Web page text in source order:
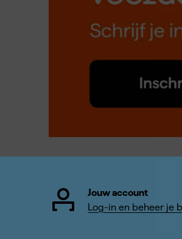
Jouw account
Log-in en beheer je